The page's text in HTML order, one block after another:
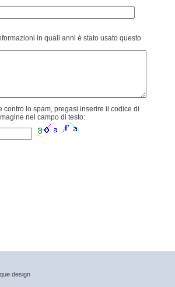
in quali anni è stato usato questo
contro lo spam, pregasi inserire il codice di
nel campo di testo:
design